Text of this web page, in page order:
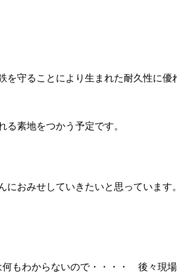
守ることにより生まれた耐久性に
素地をつかう予定です。
におみせしていきたいと思っています
もわからないので・・・・ 後々現